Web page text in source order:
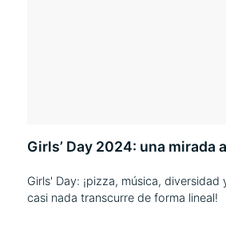
Girls’ Day 2024: una mirada
Girls' Day: ¡pizza, música,
casi nada transcurre de forma lineal!